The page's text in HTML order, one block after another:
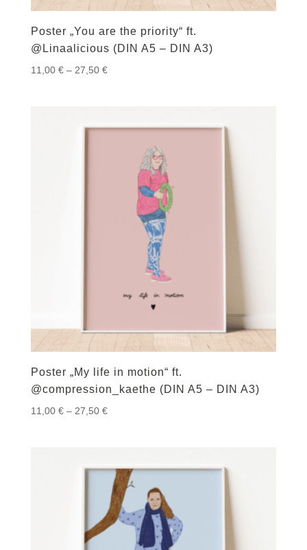
Poster „You are the priority“ ft.
@Linaalicious (DIN A5 – DIN A3)
11,00 € – 27,50 €Preisspanne:
Poster „My life in motion“ ft.
@compression_kaethe (DIN A5 – DIN A3)
11,00 € – 27,50 €Preisspanne: